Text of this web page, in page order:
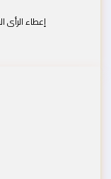
إعطاء الرأى